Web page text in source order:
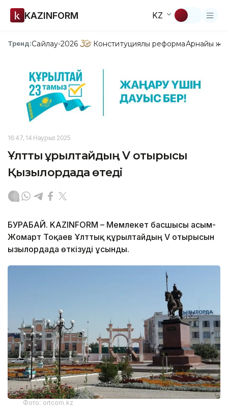
KAZINFORM KZ
Тренд:Сайлау-2026 Конституциялық реформаАрнайы
16:47, 14 Наурыз 2025
Ұлттық құрылтайдың V отырысы
Қызылордада өтеді
БУРАБАЙ. KAZINFORM – Мемлекет басшысы Қасым-
Жомарт Тоқаев Ұлттық құрылтайдың V отырысын
Қызылордада өткізуді ұсынды.
Фото: ortcom.kz